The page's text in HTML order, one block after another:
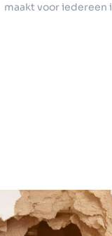
maakt voor iedereen